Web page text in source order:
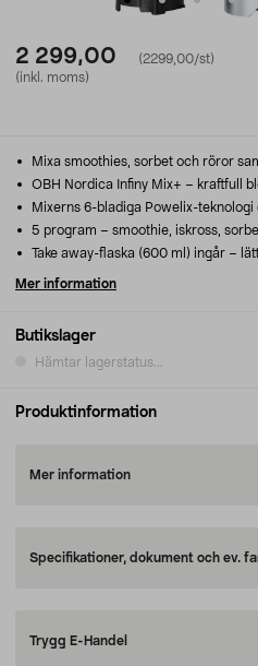
2 299,00
(2299,00/st)
(inkl. moms)
Butikslager
Hämtar lagerstatus...
Mixa smoothies, sorbet och röror
OBH Nordica Infiny Mix+ – kraftfull
Mixerns 6-bladiga Powelix-
5 program – smoothie, iskross,
Take away-flaska (600 ml) ingår –
Mer information
Produktinformation
Mer information
Specifikationer, dokument och ev.
Trygg E-Handel